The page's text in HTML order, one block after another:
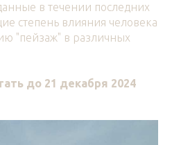
в течении последних
степень влияния человека
"пейзаж" в различных
до 21 декабря 2024